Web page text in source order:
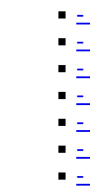
-
-
-
-
-
-
-